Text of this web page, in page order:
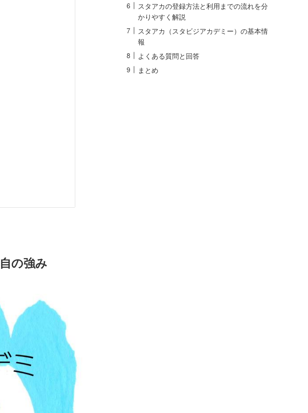
の強み
スタアカの登録方法と利用までの流れを分
かりやすく解説
スタアカ（スタビジアカデミー）の基本情
報
よくある質問と回答
まとめ